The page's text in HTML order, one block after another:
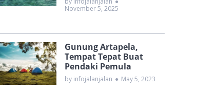
November 5, 2025
Gunung Artapela,
Tempat Tepat Buat
Pendaki Pemula
by infojalanjalan ● May 5, 2023